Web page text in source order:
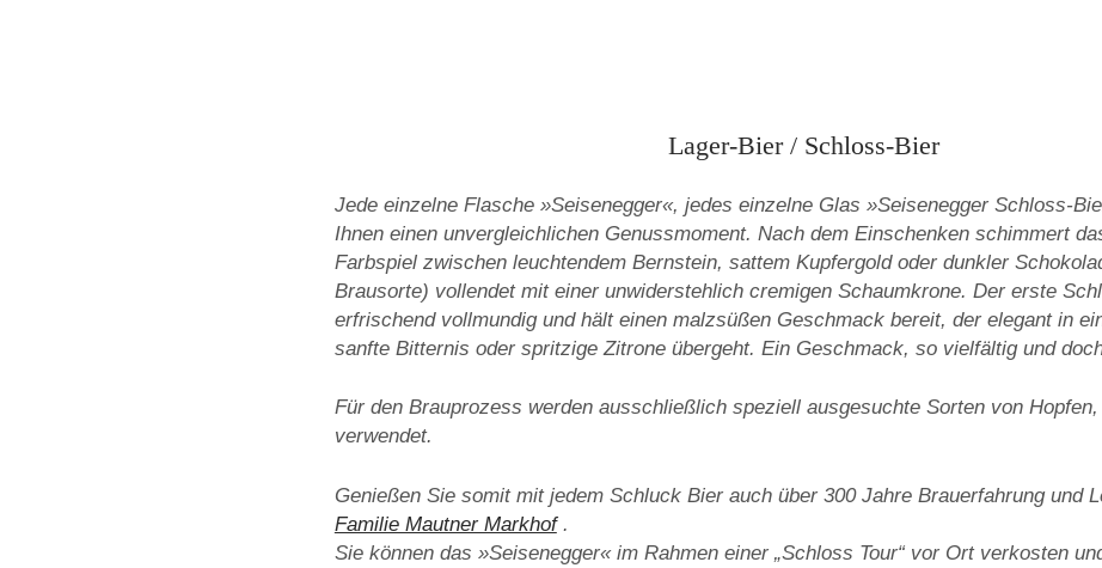
Lager-Bier / Schloss-Bier
Jede einzelne Flasche »Seisenegger«, jedes einzelne Glas »Seisenegger Schloss-
Ihnen einen unvergleichlichen Genussmoment. Nach dem Einschenken schimmert
Farbspiel zwischen leuchtendem Bernstein, sattem Kupfergold oder dunkler
Brausorte) vollendet mit einer unwiderstehlich cremigen Schaumkrone. Der erste
erfrischend vollmundig und hält einen malzsüßen Geschmack bereit, der elegant in
sanfte Bitternis oder spritzige Zitrone übergeht. Ein Geschmack, so vielfältig und
Für den Brauprozess werden ausschließlich speziell ausgesuchte Sorten von
verwendet.
Genießen Sie somit mit jedem Schluck Bier auch über 300 Jahre Brauerfahrung und
Familie Mautner Markhof.
Sie können das »Seisenegger« im Rahmen einer „Schloss Tour“ vor Ort verkosten